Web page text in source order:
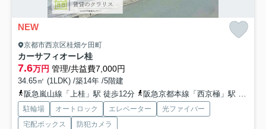
NEW
京都市西京区桂畑ケ田町
カーサフィオーレ桂
7.6万円 管理/共益費7,000円
34.65㎡ (1LDK) /築14年 /5階建
阪急嵐山線「上桂」駅 徒歩12分
阪急京都本線「西京極」駅 徒歩23分
駐輪場 オートロック エレベーター
光ファイバー
宅配ボックス
防犯カメラ